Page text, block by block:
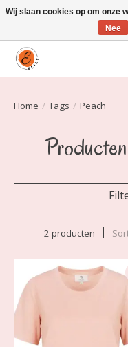
Elily is er om jou te laten
Home / Tags / Peach
2 producten
Wij slaan cookies op om onze
Nee